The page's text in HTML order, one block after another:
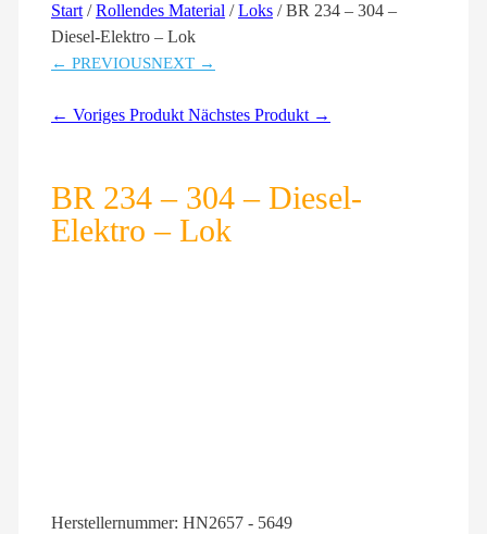
Start /Rollendes Material /Loks / BR 234 – 304 –
Diesel-Elektro – Lok
← PREVIOUSNEXT →
← Voriges Produkt Nächstes Produkt →
BR 234 – 304 – Diesel-
Elektro – Lok
Herstellernummer: HN2657 - 5649